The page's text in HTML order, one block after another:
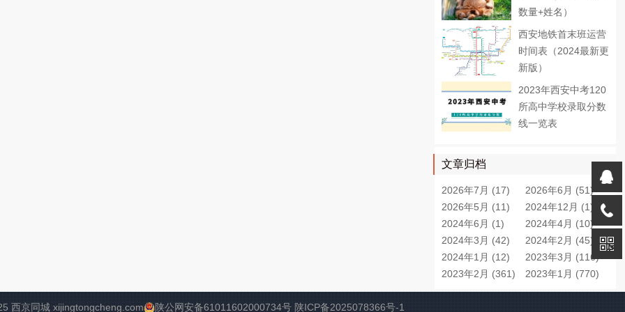
数量+姓名）
西安地铁首末班运营
时间表（2024最新更
新版）
2023年西安中考120
所高中学校录取分数
线一览表
文章归档
2026年7月 (17)
2026年6月 (51)
2026年5月 (11)
2024年12月 (1)
2024年6月 (1)
2024年4月 (10)
2024年3月 (42)
2024年2月 (45)
2024年1月 (12)
2023年3月 (116)
2023年2月 (361)
2023年1月 (770)
西京同城 xijingtongcheng.com 陕公网安备61011602000734号 陕ICP备2025078366号-1